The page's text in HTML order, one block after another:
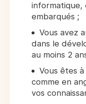
informatique,
embarqués ;
Vous avez
dans le
au moins 2
Vous êtes à
comme en
vos